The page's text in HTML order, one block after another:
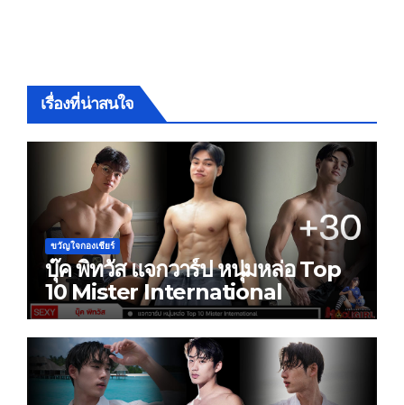
เรื่องที่น่าสนใจ
ขวัญใจกองเชียร์
บุ๊ค พิทวัส แจกวาร์ป หนุ่มหล่อ Top
10 Mister International